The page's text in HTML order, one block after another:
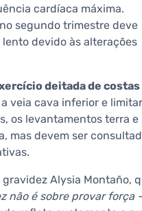
cardíaca máxima.
segundo trimestre deve
devido às alterações
deitada de costas
veia cava inferior e
os levantamentos terra e
mas devem ser
Alysia Montaño,
não é sobre provar força